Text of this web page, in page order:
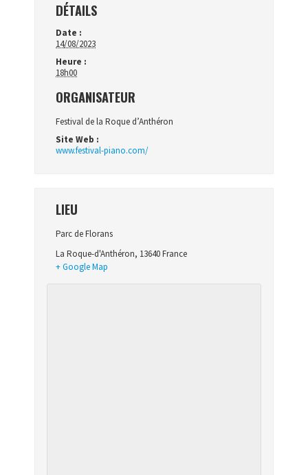
DÉTAILS
Date :
14/08/2023
Heure :
18h00
ORGANISATEUR
Festival de la Roque d’Anthéron
Site Web :
www.festival-piano.com/
LIEU
Parc de Florans
La Roque-d'Anthéron, 13640France
+ Google Map